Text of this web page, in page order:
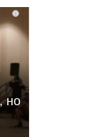
i
но